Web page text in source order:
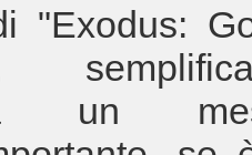
"Exodus:
un